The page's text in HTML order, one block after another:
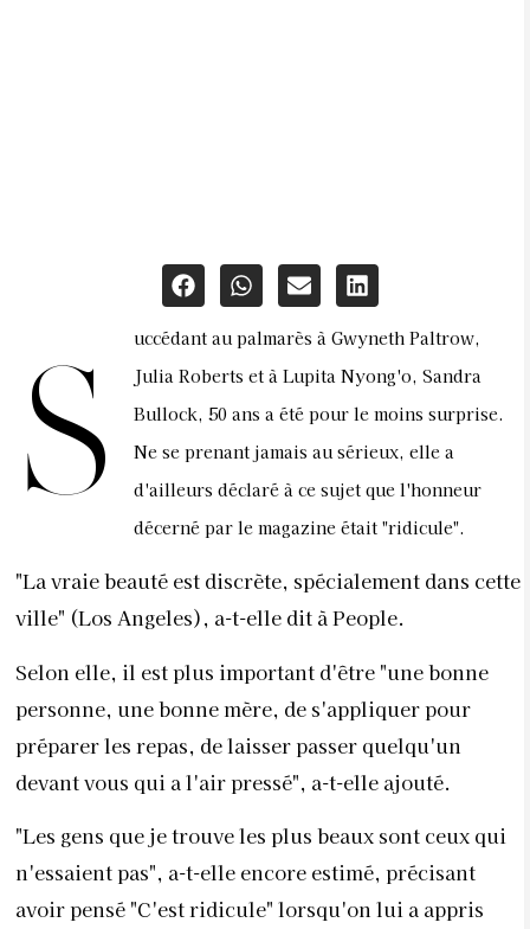
S
uccédant au palmarès à Gwyneth Paltrow,
Julia Roberts et à Lupita Nyong'o, Sandra
Bullock, 50 ans a été pour le moins surprise.
Ne se prenant jamais au sérieux, elle a
d'ailleurs déclaré à ce sujet que l'honneur
décerné par le magazine était "ridicule".
"La vraie beauté est discrète, spécialement dans cette
ville" (Los Angeles), a-t-elle dit à People.
Selon elle, il est plus important d'être "une bonne
personne, une bonne mère, de s'appliquer pour
préparer les repas, de laisser passer quelqu'un
devant vous qui a l'air pressé", a-t-elle ajouté.
"Les gens que je trouve les plus beaux sont ceux qui
n'essaient pas", a-t-elle encore estimé, précisant
avoir pensé "C'est ridicule" lorsqu'on lui a appris